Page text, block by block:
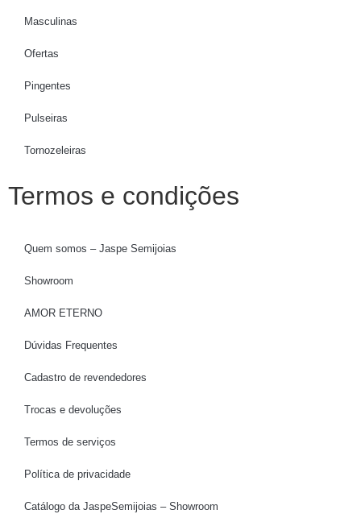
Masculinas
Ofertas
Pingentes
Pulseiras
Tornozeleiras
Termos e condições
Quem somos – Jaspe Semijoias
Showroom
AMOR ETERNO
Dúvidas Frequentes
Cadastro de revendedores
Trocas e devoluções
Termos de serviços
Política de privacidade
Catálogo da JaspeSemijoias – Showroom